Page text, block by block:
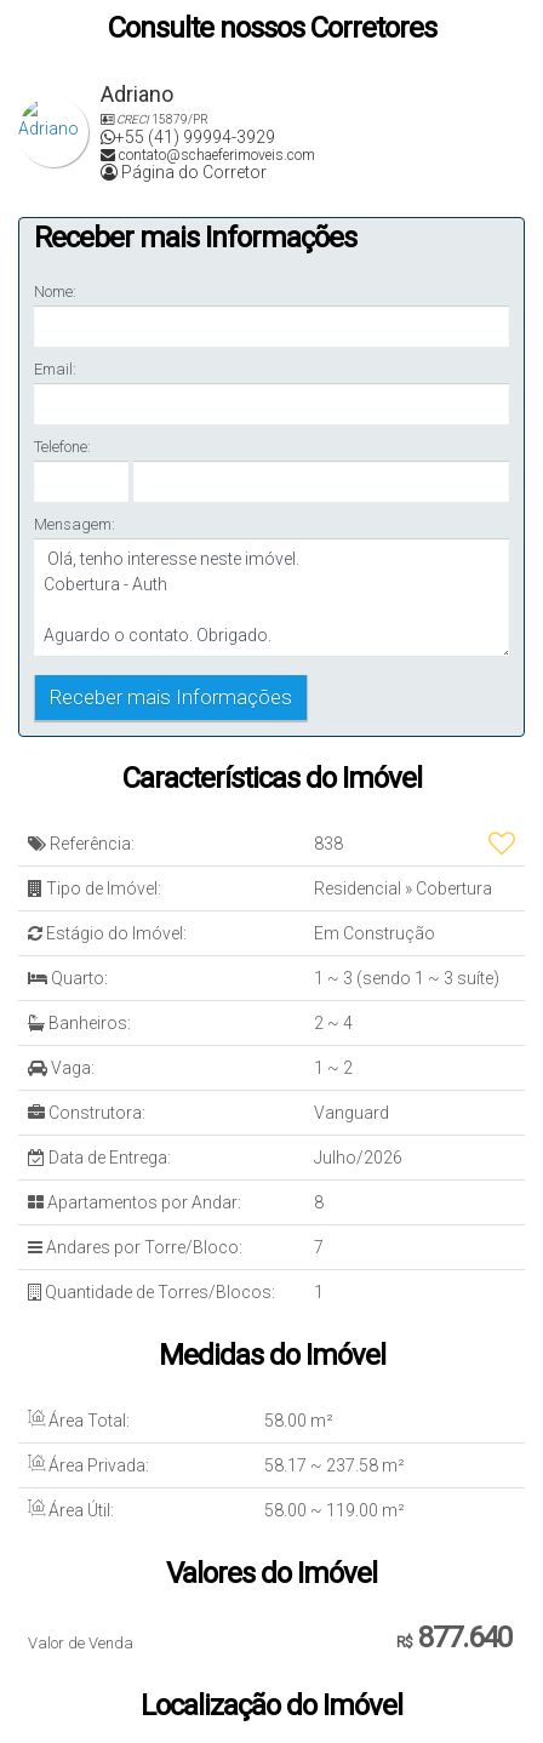
Consulte nossos Corretores
Adriano
CRECI15879/PR
+55 (41) 99994-3929
contato@schaeferimoveis.com
Página do Corretor
Receber mais Informações
Nome:
Email:
Telefone:
Mensagem:
Características do Imóvel
Referência: 838
Tipo de Imóvel: Residencial » Cobertura
Estágio do Imóvel: Em Construção
Quarto: 1 ~ 3 (sendo 1 ~ 3 suíte)
Banheiros: 2 ~ 4
Vaga: 1 ~ 2
Construtora: Vanguard
Data de Entrega: Julho/2026
Apartamentos por Andar: 8
Andares por Torre/Bloco: 7
Quantidade de Torres/Blocos: 1
Medidas do Imóvel
Área Total: 58.00 m²
Área Privada: 58.17 ~ 237.58 m²
Área Útil: 58.00 ~ 119.00 m²
Valores do Imóvel
R$877.640
Valor de Venda
Localização do Imóvel